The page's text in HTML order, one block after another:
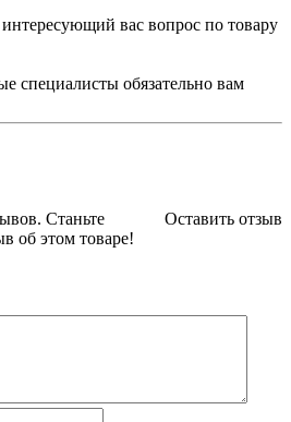
вас вопрос по товару
специалисты обязательно вам
Оставить отзыв
Станьте
об этом товаре!